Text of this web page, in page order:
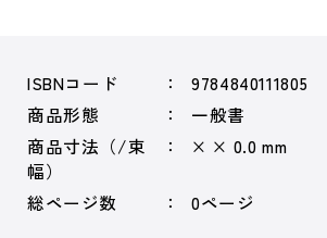
ISBNコード
9784840111805
商品形態
一般書
商品寸法（/束
幅）
× × 0.0 mm
総ページ数 0ページ